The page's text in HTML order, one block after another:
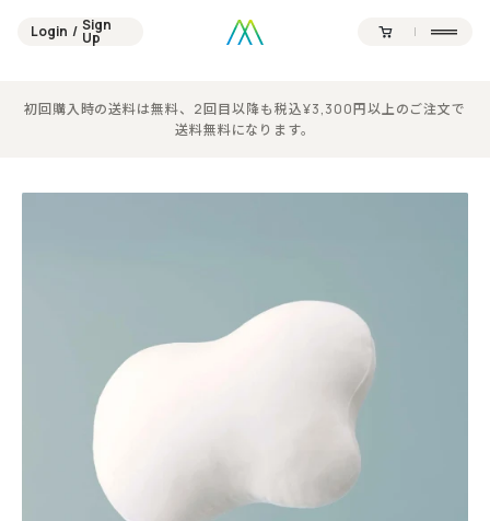
Login / Sign
Up
Login / Sign
Up
Contents
About
Official SNS
初回購入時の送料は無料、2回目以降も税込¥3,300円以上のご注文で
送料無料になります。